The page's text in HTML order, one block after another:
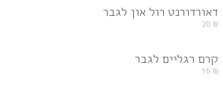
דאורדורנט רול און לגבר
20 ₪
קרם רגליים לגבר
16 ₪